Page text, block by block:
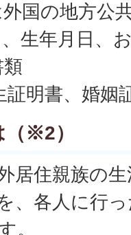
国の地方公
生年月日、
証明書、婚姻
※2）
居住親族の
、各人に行
。